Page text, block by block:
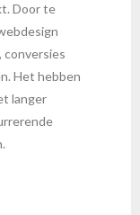
Door te
conversies
Het hebben
langer